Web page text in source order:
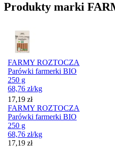
Produkty marki
FARMY ROZTOCZA
Parówki farmerki BIO
250 g
68,76 zł/kg
Cena
17,19 zł
FARMY ROZTOCZA
Parówki farmerki BIO
250 g
68,76 zł/kg
Cena
17,19 zł